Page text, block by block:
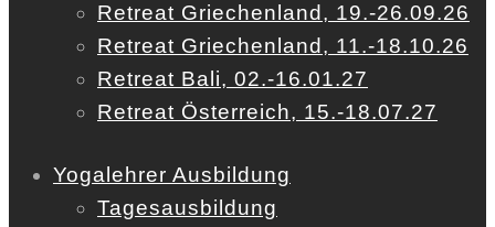
Retreat Griechenland, 19.-26.09.26
Retreat Griechenland, 11.-18.10.26
Retreat Bali, 02.-16.01.27
Retreat Österreich, 15.-18.07.27
Yogalehrer Ausbildung
Tagesausbildung